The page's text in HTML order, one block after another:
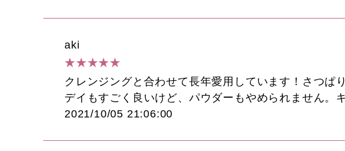
aki
★★★★★
クレンジングと合わせて長年愛用しています！さつぱ
デイもすごく良いけど、パウダーもやめられません。
2021/10/05 21:06:00